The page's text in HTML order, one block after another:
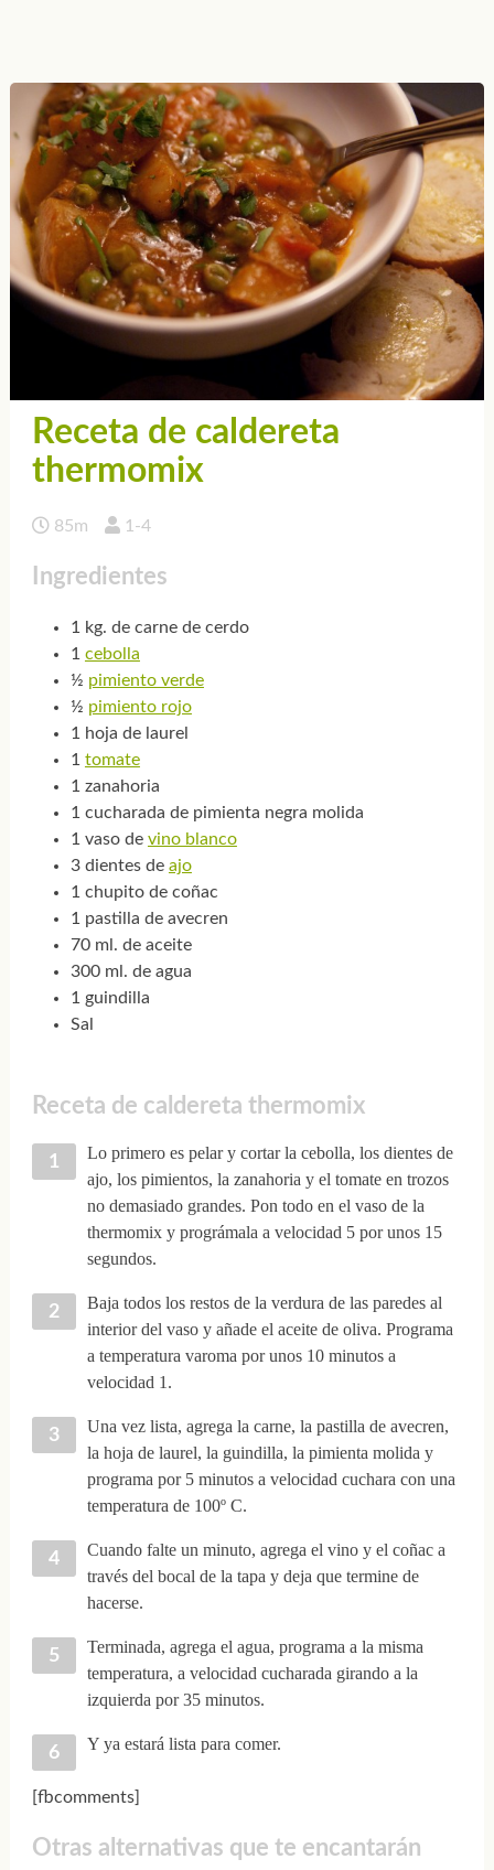
Receta de caldereta
thermomix
85m 1-4
Ingredientes
1 kg. de carne de cerdo
1 cebolla
½ pimiento verde
½ pimiento rojo
1 hoja de laurel
1 tomate
1 zanahoria
1 cucharada de pimienta negra molida
1 vaso de vino blanco
3 dientes de ajo
1 chupito de coñac
1 pastilla de avecren
70 ml. de aceite
300 ml. de agua
1 guindilla
Sal
Receta de caldereta thermomix
Lo primero es pelar y cortar la cebolla, los dientes de
ajo, los pimientos, la zanahoria y el tomate en trozos
no demasiado grandes. Pon todo en el vaso de la
thermomix y prográmala a velocidad 5 por unos 15
segundos.
Baja todos los restos de la verdura de las paredes al
interior del vaso y añade el aceite de oliva. Programa
a temperatura varoma por unos 10 minutos a
velocidad 1.
Una vez lista, agrega la carne, la pastilla de avecren,
la hoja de laurel, la guindilla, la pimienta molida y
programa por 5 minutos a velocidad cuchara con una
temperatura de 100º C.
Cuando falte un minuto, agrega el vino y el coñac a
través del bocal de la tapa y deja que termine de
hacerse.
Terminada, agrega el agua, programa a la misma
temperatura, a velocidad cucharada girando a la
izquierda por 35 minutos.
Y ya estará lista para comer.
[fbcomments]
Otras alternativas que te encantarán